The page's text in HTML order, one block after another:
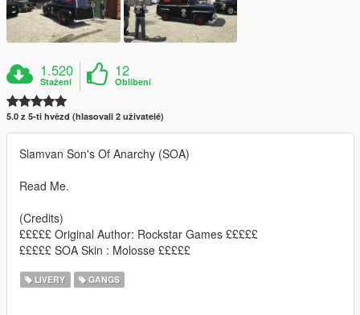
1.520
Stažení
12
Oblíbení
5.0 z 5-ti hvězd (hlasovali 2 uživatelé)
Slamvan Son's Of Anarchy (SOA)
Read Me.
(Credits)
£££££ Original Author: Rockstar Games £££££
£££££ SOA Skin : Molosse £££££
LIVERY GANGS